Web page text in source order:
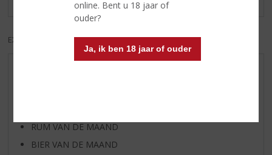
online. Bent u 18 jaar of
ouder?
Ja, ik ben 18 jaar of ouder
EXCL. BTW INCL. BTW
RUM VAN DE MAAND
BIER VAN DE MAAND